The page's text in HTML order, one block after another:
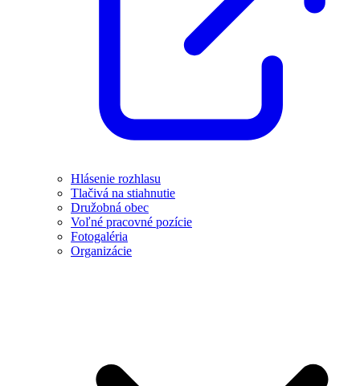
Hlásenie rozhlasu
Tlačivá na stiahnutie
Družobná obec
Voľné pracovné pozície
Fotogaléria
Organizácie